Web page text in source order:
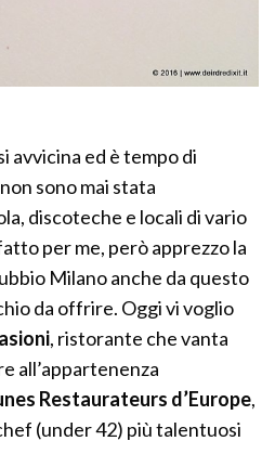
avvicina ed è tempo di
sono mai stata
discoteche e locali di vario
per me, però apprezzo la
Milano anche da questo
da offrire. Oggi vi voglio
, ristorante che vanta
all’appartenenza
Restaurateurs d’Europe,
(under 42) più talentuosi